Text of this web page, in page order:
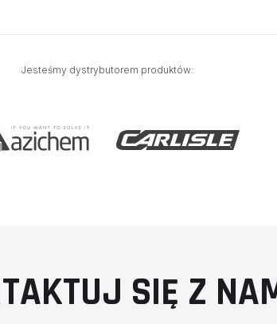
Jesteśmy dystrybutorem produktów:
SIĘ Z